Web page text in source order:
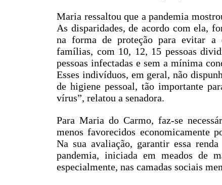
Maria ressaltou que a pandemia
As disparidades, de acordo com ela,
na forma de proteção para evitar a
famílias, com 10, 12, 15 pessoas
pessoas infectadas e sem a mínima
Esses indivíduos, em geral, não
de higiene pessoal, tão importante
vírus”, relatou a senadora.
Para Maria do Carmo, faz-se
menos favorecidos economicamente
Na sua avaliação, garantir essa
pandemia, iniciada em meados de
especialmente, nas camadas sociais